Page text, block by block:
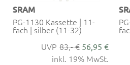
SRAM
PG-1130 Kassette | 11-
fach | silber (11-32)
83,- € 56,95 €
inkl. 19% MwSt.